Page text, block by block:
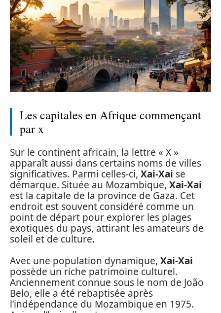
Les capitales en Afrique commençant
par x
Sur le continent africain, la lettre « X »
apparaît aussi dans certains noms de villes
significatives. Parmi celles-ci, Xai-Xai se
démarque. Située au Mozambique, Xai-Xai
est la capitale de la province de Gaza. Cet
endroit est souvent considéré comme un
point de départ pour explorer les plages
exotiques du pays, attirant les amateurs de
soleil et de culture.
Avec une population dynamique, Xai-Xai
possède un riche patrimoine culturel.
Anciennement connue sous le nom de João
Belo, elle a été rebaptisée après
l’indépendance du Mozambique en 1975.